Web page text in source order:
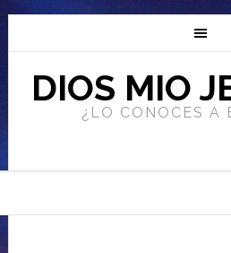
DIOS MIO
¿LO CONOCES A